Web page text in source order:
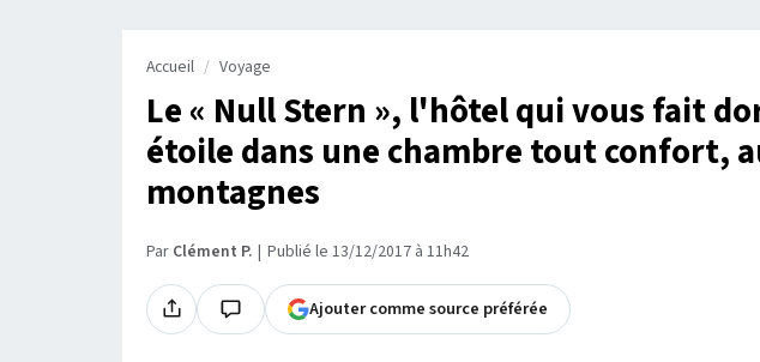
Accueil Voyage
Le « Null Stern », l'hôtel qui vous fait
étoile dans une chambre tout confort,
montagnes
Par Clément P. Publié le 13/12/2017 à 11h42
Ajouter comme source préférée